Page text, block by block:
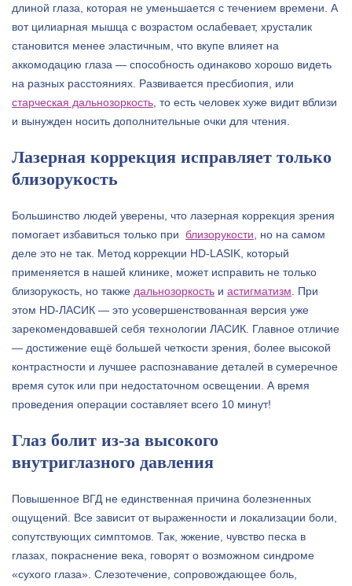
длиной глаза, которая не уменьшается с течением времени. А
вот цилиарная мышца с возрастом ослабевает, хрусталик
становится менее эластичным, что вкупе влияет на
аккомодацию глаза — способность одинаково хорошо видеть
на разных расстояниях. Развивается пресбиопия, или
старческая дальнозоркость , то есть человек хуже видит вблизи
и вынужден носить дополнительные очки для чтения.
Лазерная коррекция исправляет только
близорукость
Большинство людей уверены, что лазерная коррекция зрения
помогает избавиться только при близорукости , но на самом
деле это не так. Метод коррекции HD-LASIK, который
применяется в нашей клинике, может исправить не только
близорукость, но также дальнозоркость и астигматизм . При
этом HD-ЛАСИК — это усовершенствованная версия уже
зарекомендовавшей себя технологии ЛАСИК. Главное отличие
— достижение ещё большей четкости зрения, более высокой
контрастности и лучшее распознавание деталей в сумеречное
время суток или при недостаточном освещении. А время
проведения операции составляет всего 10 минут!
Глаз болит из-за высокого
внутриглазного давления
Повышенное ВГД не единственная причина болезненных
ощущений. Все зависит от выраженности и локализации боли,
сопутствующих симптомов. Так, жжение, чувство песка в
глазах, покраснение века, говорят о возможном синдроме
«сухого глаза». Слезотечение, сопровождающее боль,